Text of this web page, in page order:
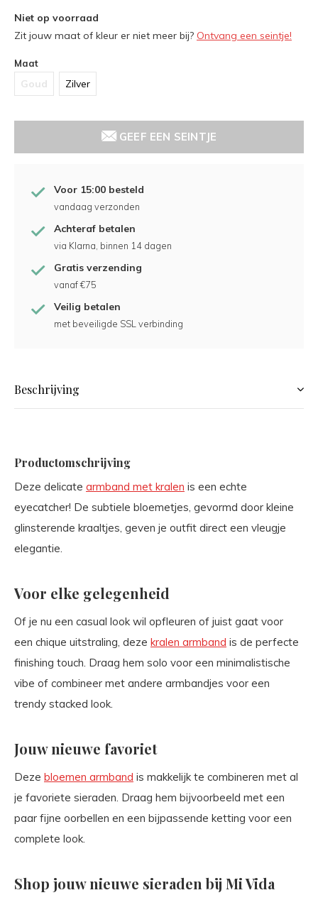
Niet op voorraad
Zit jouw maat of kleur er niet meer bij? Ontvang een seintje!
Maat
Goud Zilver
GEEF EEN SEINTJE
Voor 15:00 besteld
vandaag verzonden
Achteraf betalen
via Klarna, binnen 14 dagen
Gratis verzending
vanaf €75
Veilig betalen
met beveiligde SSL verbinding
Beschrijving
Productomschrijving
Deze delicate armband met kralen is een echte
eyecatcher! De subtiele bloemetjes, gevormd door kleine
glinsterende kraaltjes, geven je outfit direct een vleugje
elegantie.
Voor elke gelegenheid
Of je nu een casual look wil opfleuren of juist gaat voor
een chique uitstraling, deze kralen armband is de perfecte
finishing touch. Draag hem solo voor een minimalistische
vibe of combineer met andere armbandjes voor een
trendy stacked look.
Jouw nieuwe favoriet
Deze bloemen armband is makkelijk te combineren met al
je favoriete sieraden. Draag hem bijvoorbeeld met een
paar fijne oorbellen en een bijpassende ketting voor een
complete look.
Shop jouw nieuwe sieraden bij Mi Vida